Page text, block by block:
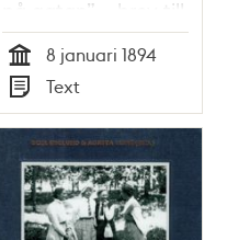
på gatan” – brev till
Dr Nyström 1894
Tid
8 januari 1894
Typ
Text